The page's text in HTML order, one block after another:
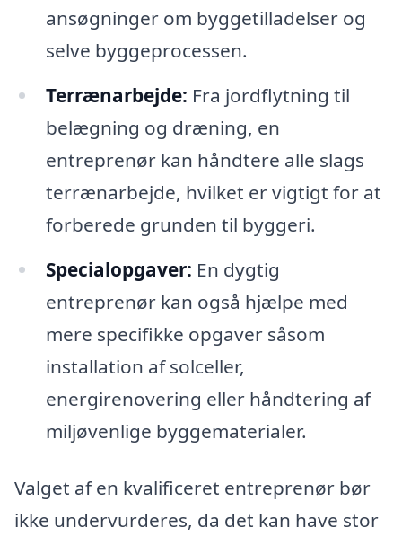
ansøgninger om byggetilladelser og
selve byggeprocessen.
Terrænarbejde: Fra jordflytning til
belægning og dræning, en
entreprenør kan håndtere alle slags
terrænarbejde, hvilket er vigtigt for at
forberede grunden til byggeri.
Specialopgaver: En dygtig
entreprenør kan også hjælpe med
mere specifikke opgaver såsom
installation af solceller,
energirenovering eller håndtering af
miljøvenlige byggematerialer.
Valget af en kvalificeret entreprenør bør
ikke undervurderes, da det kan have stor